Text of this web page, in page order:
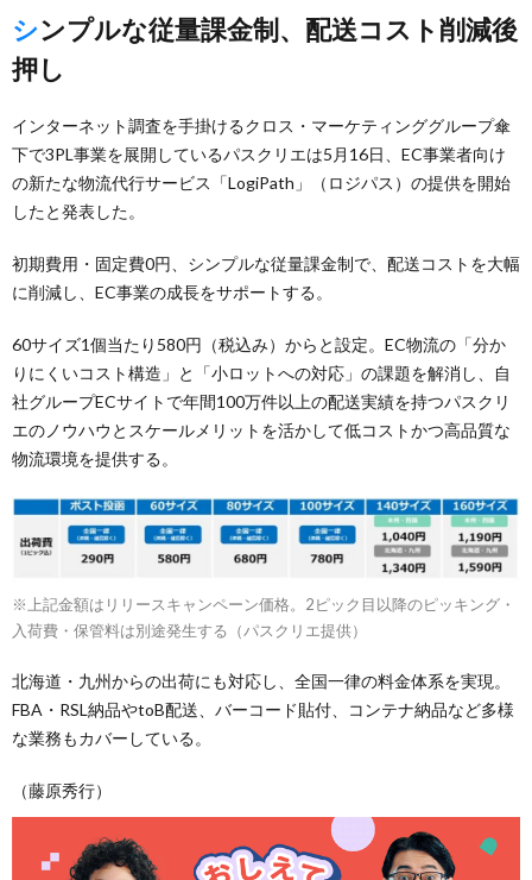
シンプルな従量課金制、配送コスト削減後
押し
インターネット調査を手掛けるクロス・マーケティンググループ傘
下で3PL事業を展開しているパスクリエは5月16日、EC事業者向け
の新たな物流代行サービス「LogiPath」（ロジパス）の提供を開始
したと発表した。
初期費用・固定費0円、シンプルな従量課金制で、配送コストを大幅
に削減し、EC事業の成長をサポートする。
60サイズ1個当たり580円（税込み）からと設定。EC物流の「分か
りにくいコスト構造」と「小ロットへの対応」の課題を解消し、自
社グループECサイトで年間100万件以上の配送実績を持つパスクリ
エのノウハウとスケールメリットを活かして低コストかつ高品質な
物流環境を提供する。
※上記金額はリリースキャンペーン価格。2ピック目以降のピッキング・
入荷費・保管料は別途発生する（パスクリエ提供）
北海道・九州からの出荷にも対応し、全国一律の料金体系を実現。
FBA・RSL納品やtoB配送、バーコード貼付、コンテナ納品など多様
な業務もカバーしている。
（藤原秀行）